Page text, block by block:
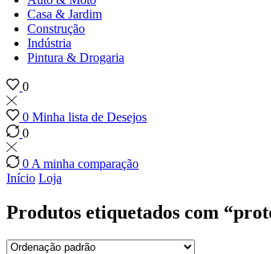
Casa & Jardim
Construção
Indústria
Pintura & Drogaria
0
0 Minha lista de Desejos
0
0 A minha comparação
Início Loja
Produtos etiquetados com